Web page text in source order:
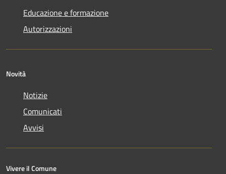
Educazione e formazione
Autorizzazioni
Novità
Notizie
Comunicati
Avvisi
Vivere il Comune